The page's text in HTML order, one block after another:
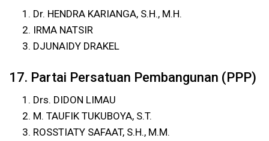
Dr. HENDRA KARIANGA, S.H., M.H.
IRMA NATSIR
DJUNAIDY DRAKEL
17. Partai Persatuan Pembangunan (PPP)
Drs. DIDON LIMAU
M. TAUFIK TUKUBOYA, S.T.
ROSSTIATY SAFAAT, S.H., M.M.